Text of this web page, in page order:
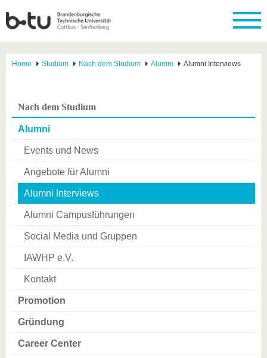
Home Studium Nach dem Studium Alumni Alumni Interviews
Nach dem Studium
Alumni
Events und News
Angebote für Alumni
Alumni Interviews
Alumni Campusführungen
Social Media und Gruppen
IAWHP e.V.
Kontakt
Promotion
Gründung
Career Center